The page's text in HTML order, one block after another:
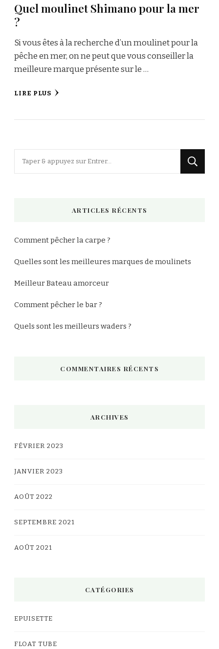
Quel moulinet Shimano pour la mer
?
Si vous êtes à la recherche d’un moulinet pour la
pêche en mer, on ne peut que vous conseiller la
meilleure marque présente sur le …
LIRE PLUS
ARTICLES RÉCENTS
Comment pêcher la carpe ?
Quelles sont les meilleures marques de moulinets
Meilleur Bateau amorceur
Comment pêcher le bar ?
Quels sont les meilleurs waders ?
COMMENTAIRES RÉCENTS
ARCHIVES
FÉVRIER 2023
JANVIER 2023
AOÛT 2022
SEPTEMBRE 2021
AOÛT 2021
CATÉGORIES
EPUISETTE
FLOAT TUBE